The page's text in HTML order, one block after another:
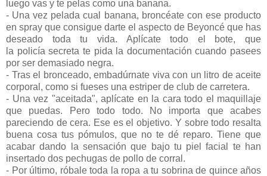
luego vas y te pelas como una banana.
- Una vez pelada cual banana, broncéate con ese producto
en spray que consigue darte el aspecto de Beyoncé que has
deseado toda tu vida. Aplícate todo el bote, que
la policía secreta te pida la documentación cuando pasees
por ser demasiado negra.
- Tras el bronceado, embadúrnate viva con un litro de aceite
corporal, como si fueses una estriper de club de carretera.
- Una vez "aceitada", aplícate en la cara todo el maquillaje
que puedas. Pero todo todo. No importa que acabes
pareciendo de cera. Ese es el objetivo. Y sobre todo resalta
buena cosa tus pómulos, que no te dé reparo. Tiene que
acabar dando la sensación que bajo tu piel facial te han
insertado dos pechugas de pollo de corral.
- Por último, róbale toda la ropa a tu sobrina de quince años